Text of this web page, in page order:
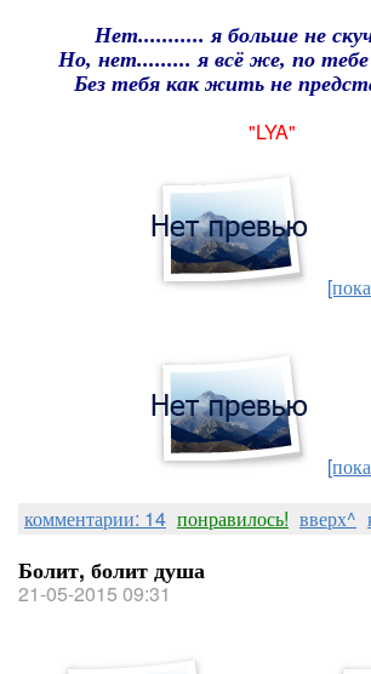
Нет........... я больше не
Но, нет......... я всё же, по тебе
Без тебя как жить не
"LYA"
комментарии: 14 понравилось! вверх^
Болит, болит душа
21-05-2015 09:31